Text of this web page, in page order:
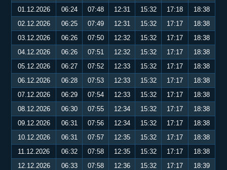
01.12.2026
06:24 07:48 12:31 15:32 17:18
18:38
02.12.2026
06:25 07:49 12:31 15:32 17:17
18:38
03.12.2026
06:26 07:50 12:32 15:32 17:17
18:38
04.12.2026
06:26 07:51 12:32 15:32 17:17
18:38
05.12.2026
06:27 07:52 12:33 15:32 17:17
18:38
06.12.2026
06:28 07:53 12:33 15:32 17:17
18:38
07.12.2026
06:29 07:54 12:33 15:32 17:17
18:38
08.12.2026
06:30 07:55 12:34 15:32 17:17
18:38
09.12.2026
06:31 07:56 12:34 15:32 17:17
18:38
10.12.2026
06:31 07:57 12:35 15:32 17:17
18:38
11.12.2026
06:32 07:58 12:35 15:32 17:17
18:38
12.12.2026
06:33 07:58 12:36 15:32 17:17
18:39